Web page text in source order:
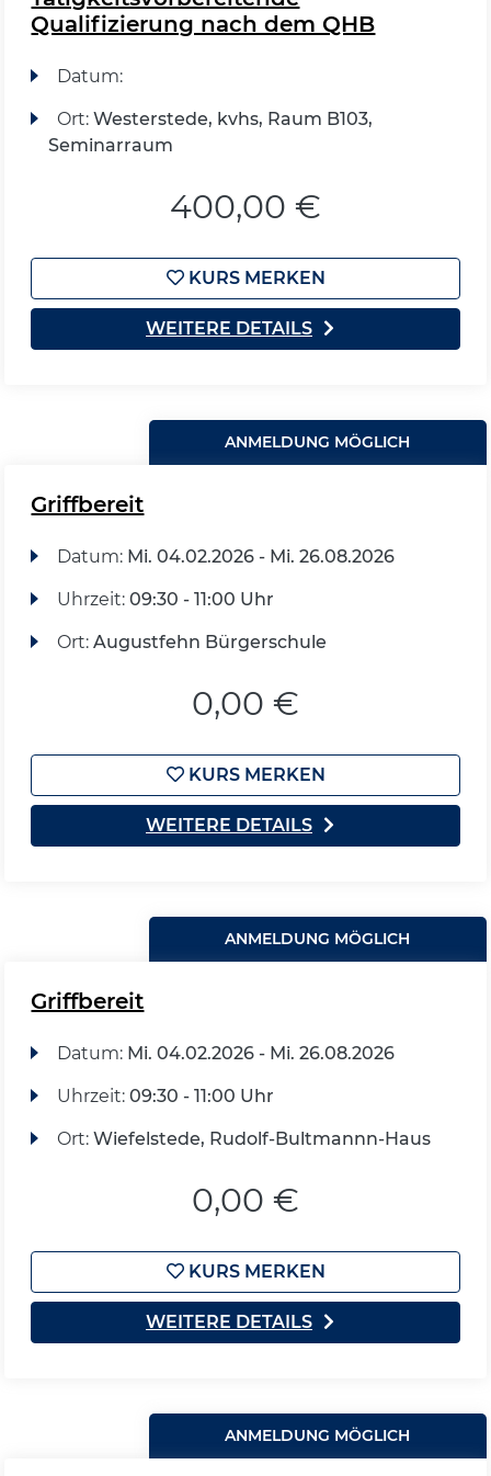
Qualifizierung nach dem QHB
Datum:
Ort: Westerstede, kvhs, Raum B103,
Seminarraum
400,00 €
KURS MERKEN
WEITERE DETAILS
ANMELDUNG MÖGLICH
Griffbereit
Datum: Mi. 04.02.2026 - Mi. 26.08.2026
Uhrzeit: 09:30 - 11:00 Uhr
Ort: Augustfehn Bürgerschule
0,00 €
KURS MERKEN
WEITERE DETAILS
ANMELDUNG MÖGLICH
Griffbereit
Datum: Mi. 04.02.2026 - Mi. 26.08.2026
Uhrzeit: 09:30 - 11:00 Uhr
Ort: Wiefelstede, Rudolf-Bultmannn-Haus
0,00 €
KURS MERKEN
WEITERE DETAILS
ANMELDUNG MÖGLICH